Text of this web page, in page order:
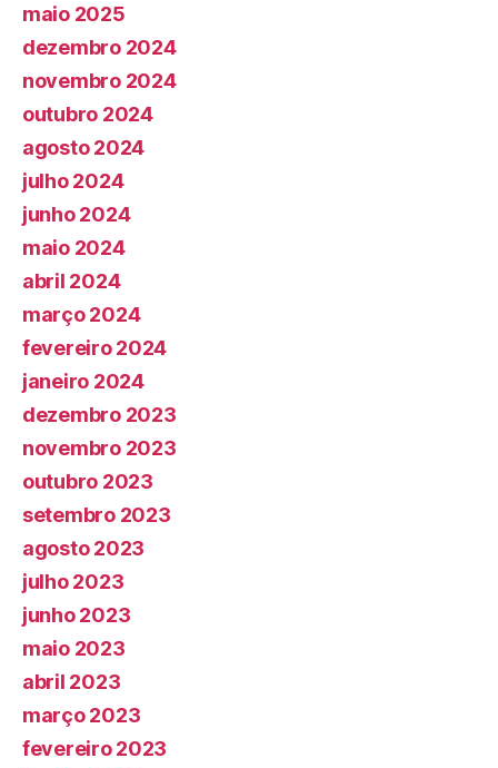
maio 2025
dezembro 2024
novembro 2024
outubro 2024
agosto 2024
julho 2024
junho 2024
maio 2024
abril 2024
março 2024
fevereiro 2024
janeiro 2024
dezembro 2023
novembro 2023
outubro 2023
setembro 2023
agosto 2023
julho 2023
junho 2023
maio 2023
abril 2023
março 2023
fevereiro 2023